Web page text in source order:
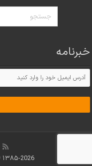
خبرنامه
۱۳۸۵-2026 © تمام حقوق محفوظ است